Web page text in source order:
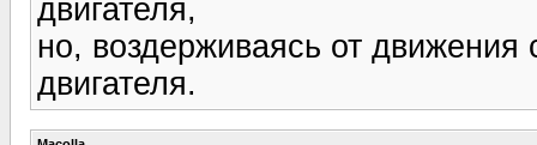
двигателя,
но, воздерживаясь от
двигателя.